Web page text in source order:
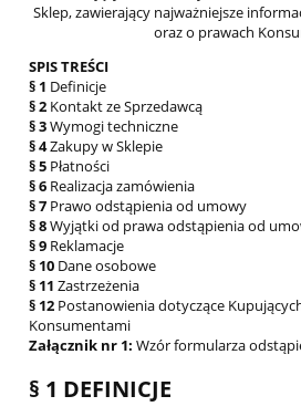
Sklep, zawierający najważniejsze
oraz o prawach
SPIS TREŚCI
§ 1 Definicje
§ 2 Kontakt ze Sprzedawcą
§ 3Wymogi techniczne
§ 4Zakupy w Sklepie
§ 5 Płatności
§ 6 Realizacja zamówienia
§ 7 Prawo odstąpienia od umowy
§ 8Wyjątki od prawa odstąpienia od
§ 9 Reklamacje
§ 10 Dane osobowe
§ 11 Zastrzeżenia
§ 12 Postanowienia dotyczące
Konsumentami
Załącznik nr 1: Wzór formularza
§ 1 DEFINICJE